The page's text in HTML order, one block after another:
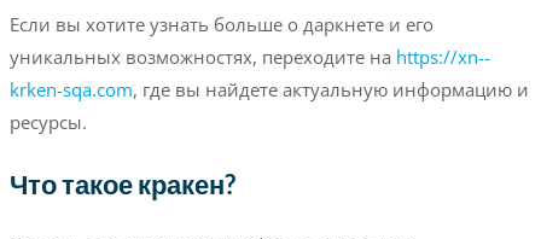
Если вы хотите узнать больше о даркнете и его
уникальных возможностях, переходите на https://xn--
krken-sqa.com, где вы найдете актуальную информацию и
ресурсы.
Что такое кракен?